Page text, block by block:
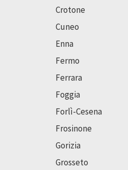
Crotone
Cuneo
Enna
Fermo
Ferrara
Foggia
Forlì-Cesena
Frosinone
Gorizia
Grosseto